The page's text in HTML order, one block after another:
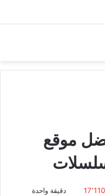
موقع
17٬110 دقيقة واحدة